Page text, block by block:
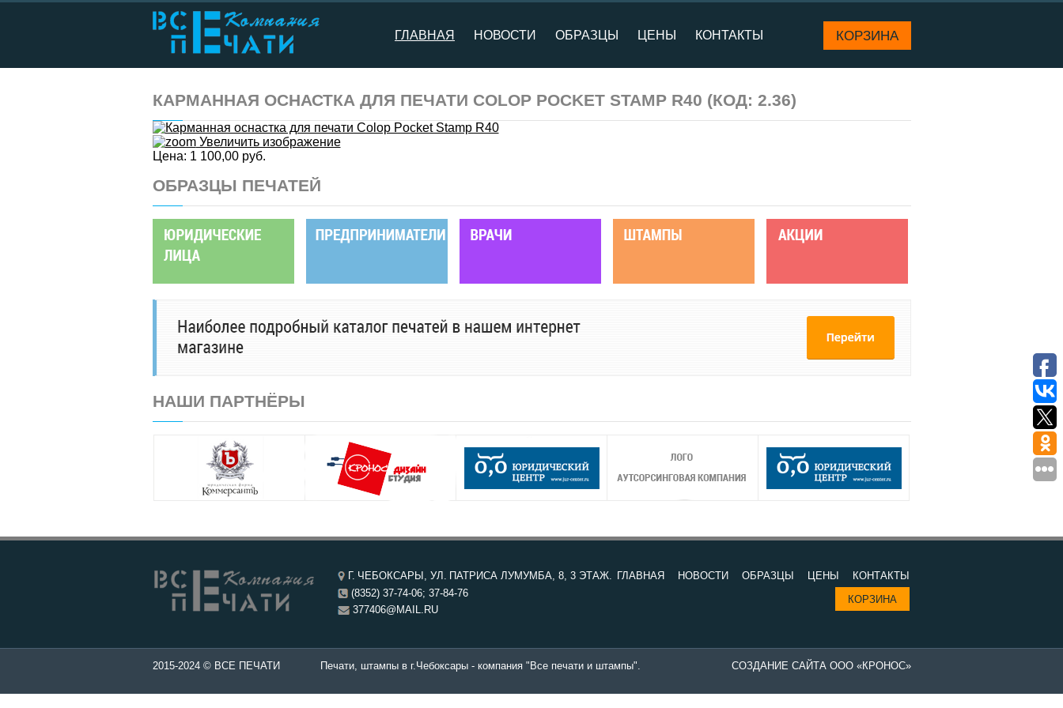
ГЛАВНАЯ НОВОСТИ ОБРАЗЦЫ ЦЕНЫ КОНТАКТЫ КОРЗИНА
КАРМАННАЯ ОСНАСТКА ДЛЯ ПЕЧАТИ COLOP POCKET STAMP R40 (КОД: 2.36)
Увеличить изображение
Цена: 1 100,00 руб.
ОБРАЗЦЫ ПЕЧАТЕЙ
НАШИ ПАРТНЁРЫ
Г. ЧЕБОКСАРЫ, УЛ. ПАТРИСА ЛУМУМБА, 8, 3 ЭТАЖ.
(8352) 37-74-06; 37-84-76
377406@MAIL.RU
ГЛАВНАЯ НОВОСТИ ОБРАЗЦЫ ЦЕНЫ
КОНТАКТЫ
КОРЗИНА
СОЗДАНИЕ САЙТА ООО «КРОНОС»
и штампы - Изготовление печатей в Чебоксары. Печати, штампы в г.Чебоксары - компания "Все печати и штампы". Изготовление печатей в компании "Все печати и штампы" -
2015-2024 © ВСЕ ПЕЧАТИ